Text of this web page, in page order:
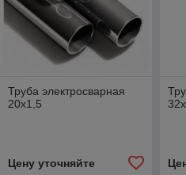
Труба электросварная
20х1,5
Цену уточняйте